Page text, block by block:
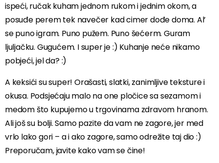
ispeći, ručak kuham jednom rukom i jednim okom, a
posuđe perem tek navečer kad cimer dođe doma. Al’
se puno igram. Puno pužem. Puno šećerm. Guram
ljuljačku. Gugućem. I super je :) Kuhanje neće nikamo
pobjeći, jel da? :)
A keksići su super! Orašasti, slatki, zanimljive teksture i
okusa. Podsjećaju malo na one pločice sa sezamom i
medom što kupujemo u trgovinama zdravom hranom.
Ali još su bolji. Samo pazite da vam ne zagore, jer med
vrlo lako gori – a i ako zagore, samo odrežite taj dio :)
Preporučam, javite kako vam se čine!